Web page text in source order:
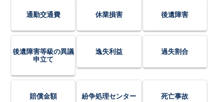
通勤交通費 休業損害 後遺障害
後遺障害等級の異議
申立て
逸失利益 過失割合
賠償金額 紛争処理センター 死亡事故